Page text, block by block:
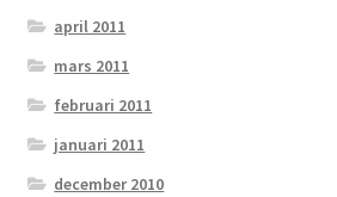
april 2011
mars 2011
februari 2011
januari 2011
december 2010